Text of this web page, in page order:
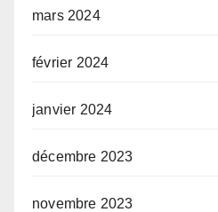
mars 2024
février 2024
janvier 2024
décembre 2023
novembre 2023